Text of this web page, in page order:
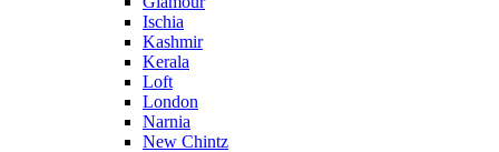
Ischia
Kashmir
Kerala
Loft
London
Narnia
New Chintz